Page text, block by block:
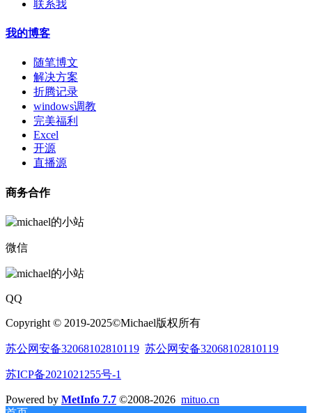
联系我
我的博客
随笔博文
解决方案
折腾记录
windows调教
完美福利
Excel
开源
直播源
商务合作
微信
QQ
Copyright © 2019-2025©Michael版权所有
苏公网安备32068102810119 苏公网安备32068102810119
苏ICP备2021021255号-1
Powered by MetInfo 7.7 ©2008-2026 mituo.cn